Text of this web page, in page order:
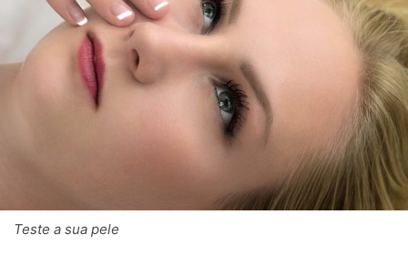
Teste a sua pele